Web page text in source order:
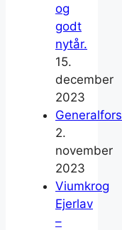
og
godt
nytår.
15.
december
2023
2.
november
2023
Viumkrog
Ejerlav
–